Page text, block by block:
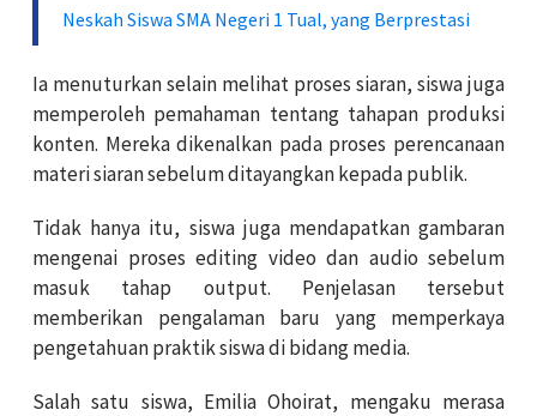
Neskah Siswa SMA Negeri 1 Tual, yang Berprestasi
Ia menuturkan selain melihat proses siaran, siswa juga
memperoleh pemahaman tentang tahapan produksi
konten. Mereka dikenalkan pada proses perencanaan
materi siaran sebelum ditayangkan kepada publik.
Tidak hanya itu, siswa juga mendapatkan gambaran
mengenai proses editing video dan audio sebelum
masuk tahap output. Penjelasan tersebut
memberikan pengalaman baru yang memperkaya
pengetahuan praktik siswa di bidang media.
Salah satu siswa, Emilia Ohoirat, mengaku merasa